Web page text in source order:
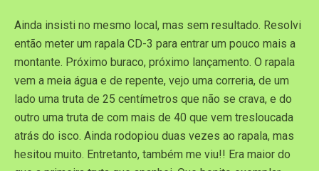
Ainda insisti no mesmo local, mas sem resultado. Resolvi
então meter um rapala CD-3 para entrar um pouco mais a
montante. Próximo buraco, próximo lançamento. O rapala
vem a meia água e de repente, vejo uma correria, de um
lado uma truta de 25 centímetros que não se crava, e do
outro uma truta de com mais de 40 que vem tresloucada
atrás do isco. Ainda rodopiou duas vezes ao rapala, mas
hesitou muito. Entretanto, também me viu!! Era maior do